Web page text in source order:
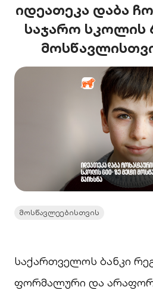
იდეათეკა დაბა
საჯარო სკოლის
მოსწავლეებისთვის
საქართველოს ბანკი
ფორმალური და